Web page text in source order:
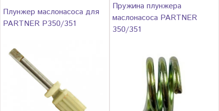
Плунжер маслонасоса для
PARTNER P350/351
Пружина плунжера
маслонасоса PARTNER
350/351